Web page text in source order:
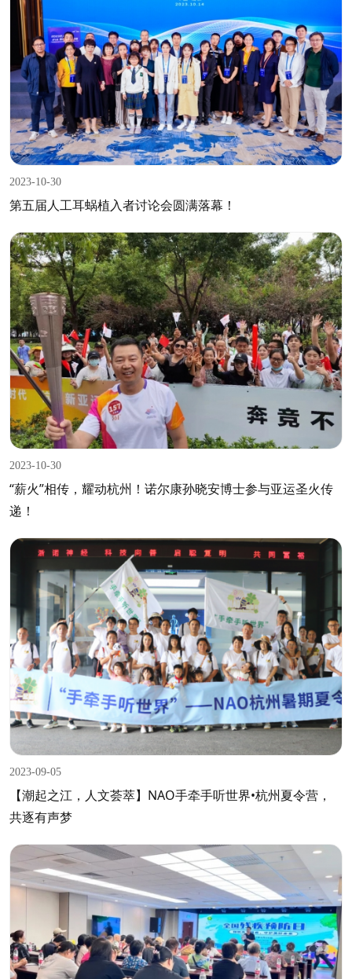
2023-10-30
第五届人工耳蜗植入者讨论会圆满落幕！
2023-10-30
“薪火”相传，耀动杭州！诺尔康孙晓安博士参与亚运圣火传
递！
2023-09-05
【潮起之江，人文荟萃】NAO手牵手听世界•杭州夏令营，
共逐有声梦